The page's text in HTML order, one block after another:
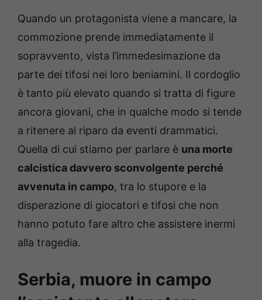
Quando un protagonista viene a mancare, la
commozione prende immediatamente il
sopravvento, vista l’immedesimazione da
parte dei tifosi nei loro beniamini. Il cordoglio
è tanto più elevato quando si tratta di figure
ancora giovani, che in qualche modo si tende
a ritenere al riparo da eventi drammatici.
Quella di cui stiamo per parlare è una morte
calcistica davvero sconvolgente perché
avvenuta in campo, tra lo stupore e la
disperazione di giocatori e tifosi che non
hanno potuto fare altro che assistere inermi
alla tragedia.
Serbia, muore in campo